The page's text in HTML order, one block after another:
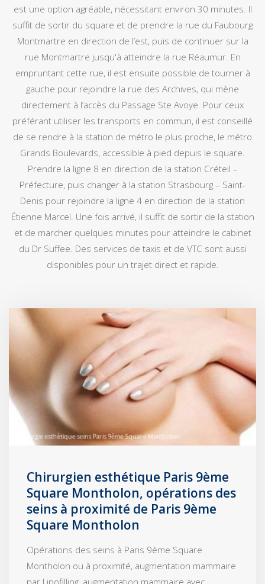
est une option agréable, nécessitant environ 30 minutes. Il
suffit de sortir du square et de prendre la rue du Faubourg
Montmartre en direction de l’est, puis de continuer sur la
rue Montmartre jusqu'à atteindre la rue Réaumur. En
empruntant cette rue, il est ensuite possible de tourner à
gauche pour rejoindre la rue des Archives, qui mène
directement à l’accès du Passage Ste Avoye. Pour ceux
préférant utiliser les transports en commun, il est conseillé
de se rendre à la station de métro le plus proche, le métro
Grands Boulevards, accessible à pied depuis le square.
Prendre la ligne 8 en direction de la station Créteil –
Préfecture, puis changer à la station Strasbourg – Saint-
Denis pour rejoindre la ligne 4 en direction de la station
Étienne Marcel. Une fois arrivé, il suffit de sortir de la station
et de marcher quelques minutes pour atteindre le cabinet
du Dr Suffee. Des services de taxis et de VTC sont aussi
disponibles pour un trajet direct et rapide.
Chirurgien esthétique Paris 9ème
Square Montholon, opérations des
seins à proximité de Paris 9ème
Square Montholon
Opérations des seins à Paris 9ème Square
Montholon ou à proximité, augmentation mammaire